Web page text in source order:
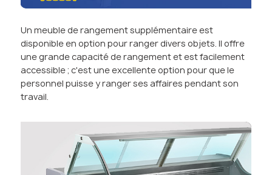
Un meuble de rangement supplémentaire est
disponible en option pour ranger divers objets. Il offre
une grande capacité de rangement et est facilement
accessible ; c'est une excellente option pour que le
personnel puisse y ranger ses affaires pendant son
travail.